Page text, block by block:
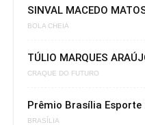
SINVAL MACEDO
BOLA CHEIA
TÚLIO MARQUES
CRAQUE DO FUTURO
Prêmio Brasília Esporte
BRASÍLIA